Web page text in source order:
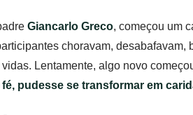
Giancarlo Greco, começou um
choravam, desabafavam,
Lentamente, algo novo
pudesse se transformar em